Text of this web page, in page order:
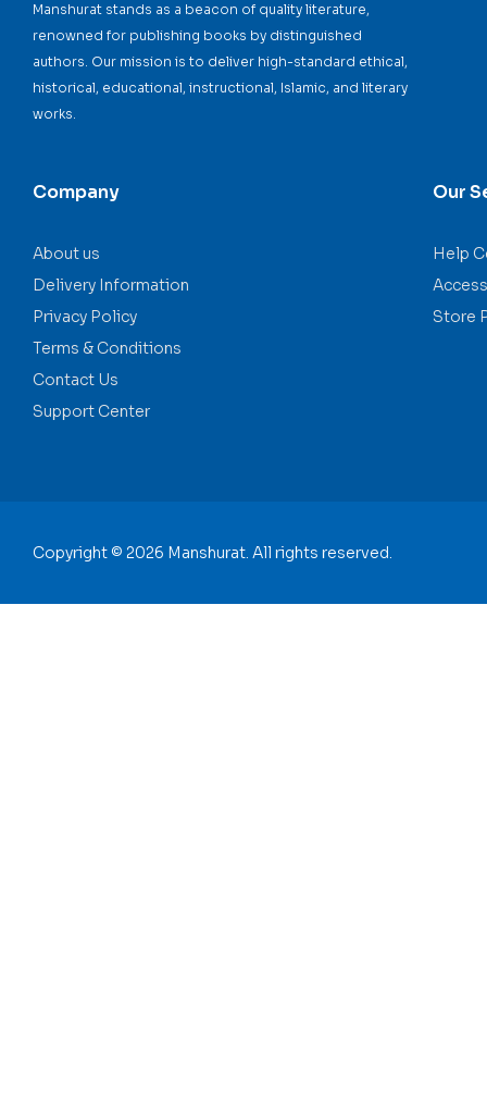
Manshurat stands as a beacon of quality literature,
renowned for publishing books by distinguished
authors. Our mission is to deliver high-standard ethical,
historical, educational, instructional, Islamic, and literary
works.
Company
About us
Delivery Information
Privacy Policy
Terms & Conditions
Contact Us
Support Center
Our
Help
Store
Copyright © 2026 Manshurat. All rights reserved.